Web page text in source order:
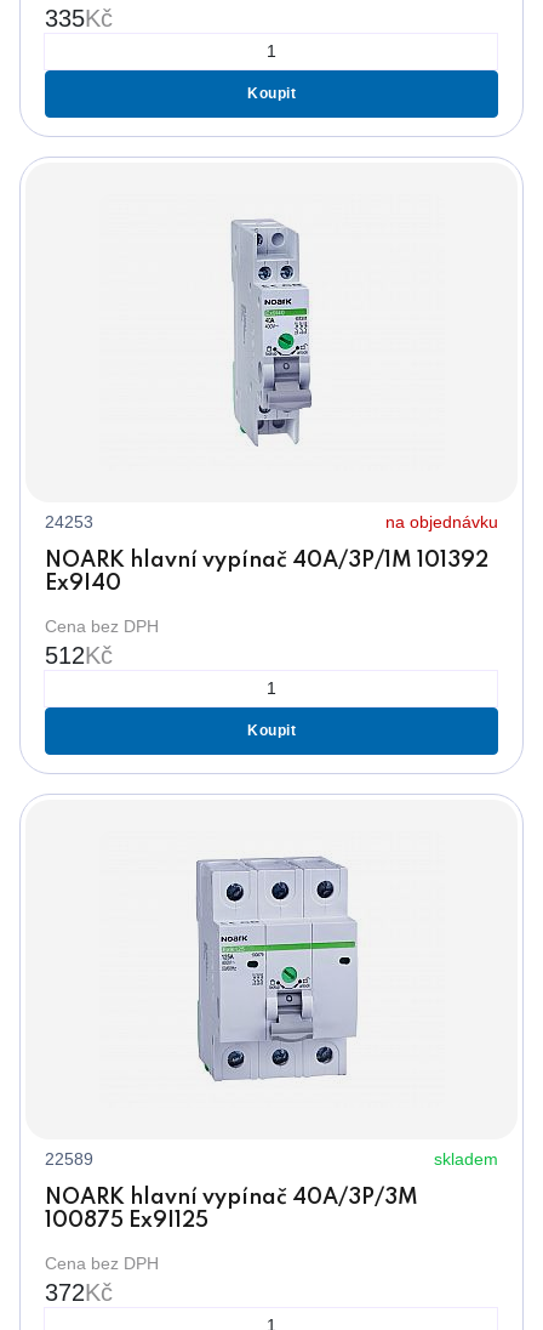
335Kč
Koupit
24253 na objednávku
NOARK hlavní vypínač 40A/3P/1M 101392
Ex9I40
Cena bez DPH
512Kč
Koupit
22589 skladem
NOARK hlavní vypínač 40A/3P/3M
100875 Ex9I125
Cena bez DPH
372Kč